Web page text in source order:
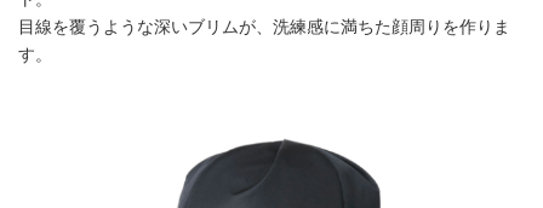
目線を覆うような深いブリムが、洗練感に満ちた顔周りを作りま
す。